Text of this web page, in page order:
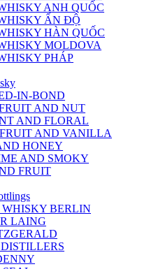
ANH QUỐC
ẤN ĐỘ
HÀN QUỐC
MOLDOVA
PHÁP
IN-BOND
AND NUT
AND FLORAL
AND VANILLA
HONEY
AND SMOKY
FRUIT
WHISKY BERLIN
LAING